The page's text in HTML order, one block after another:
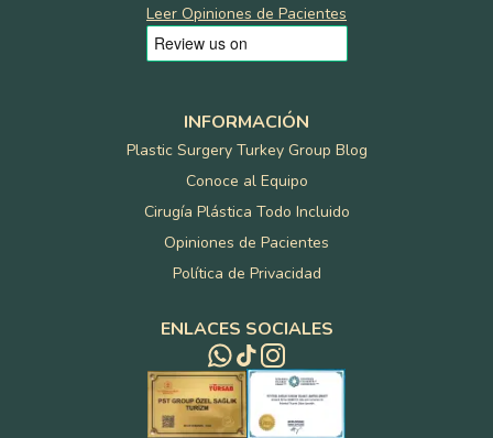
Leer Opiniones de Pacientes
INFORMACIÓN
Plastic Surgery Turkey Group Blog
Conoce al Equipo
Cirugía Plástica Todo Incluido
Opiniones de Pacientes
Política de Privacidad
ENLACES SOCIALES